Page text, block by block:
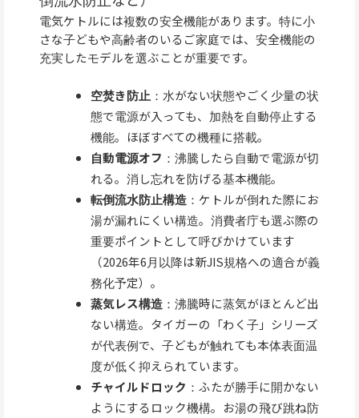
電気ケトルには複数の安全機能があります。特に小
さな子どもや高齢者のいるご家庭では、安全機能の
充実したモデルを選ぶことが重要です。
空焚き防止 ：水がない状態やごく少量の状
態で電源が入っても、加熱を自動停止する
機能。ほぼすべての機種に搭載。
自動電源オフ ：沸騰したら自動で電源が切
れる。消し忘れを防げる基本機能。
転倒流水防止構造：ケトルが倒れた際にお
湯が漏れにくい構造。消費者庁も選ぶ際の
重要ポイントとして呼びかけています
（2026年6月以降は新JIS規格への適合が義
務化予定）。
蒸気レス構造：沸騰時に蒸気がほとんど出
ない構造。タイガーの「わく子」シリーズ
が代表例で、子どもが触れても本体表面温
度が低く抑えられています。
チャイルドロック ：ふたが勝手に開かない
ようにするロック機構。お湯の飛び跳ね防